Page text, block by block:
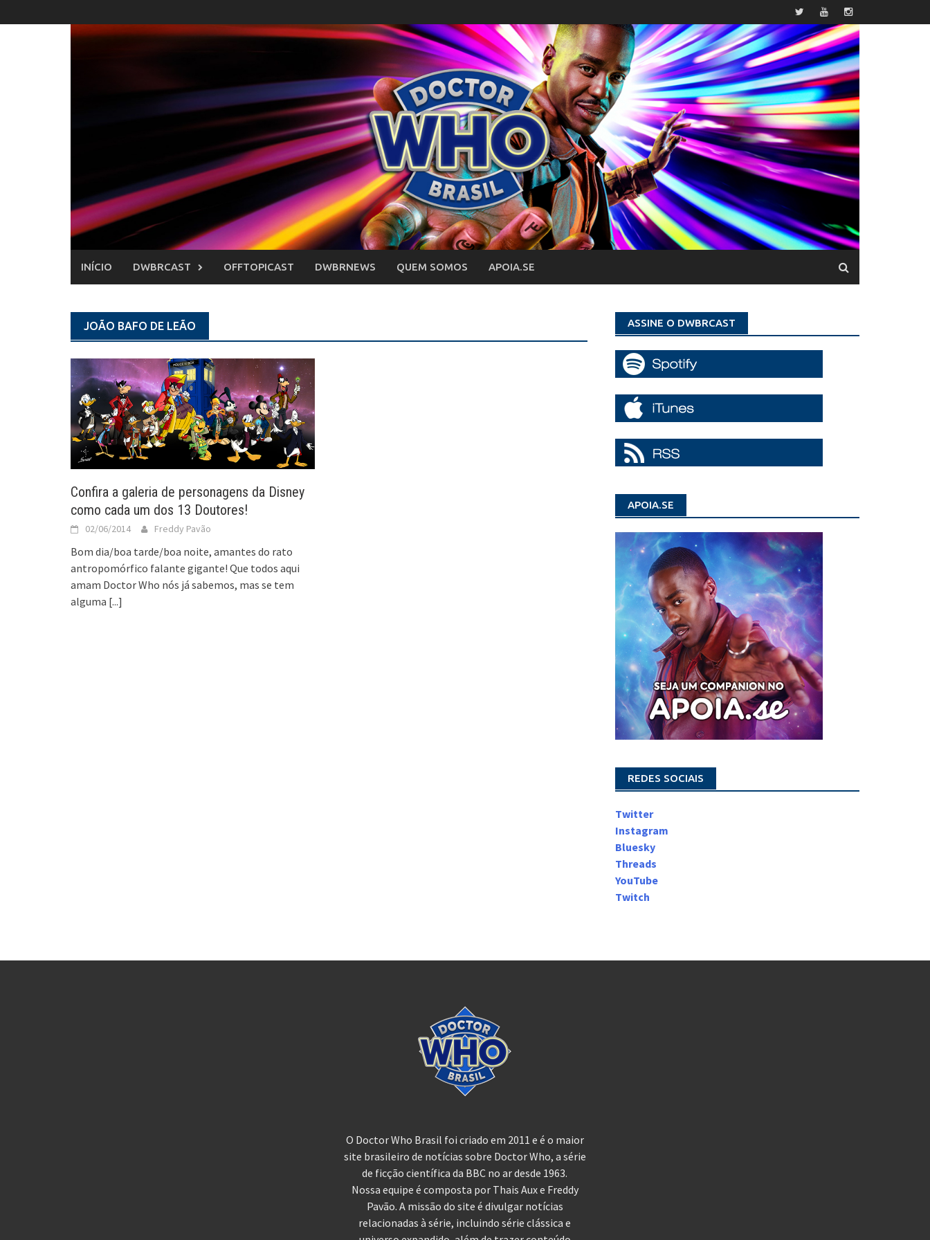
to
INÍCIO DWBRCAST OFFTOPICAST DWBRNEWS QUEM SOMOS APOIA.SE
JOÃO BAFO DE LEÃO
Confira a galeria de personagens da Disney
como cada um dos 13 Doutores!
02/06/2014 Freddy Pavão
Bom dia/boa tarde/boa noite, amantes do rato
antropomórfico falante gigante! Que todos aqui
amam Doctor Who nós já sabemos, mas se tem
alguma [...]
ASSINE O DWBRCAST
APOIA.SE
REDES SOCIAIS
Twitter
Instagram
Bluesky
Threads
YouTube
Twitch
O Doctor Who Brasil foi criado em 2011 e é o maior
site brasileiro de notícias sobre Doctor Who, a série
de ficção científica da BBC no ar desde 1963.
Nossa equipe é composta por Thais Aux e Freddy
Pavão. A missão do site é divulgar notícias
relacionadas à série, incluindo série clássica e